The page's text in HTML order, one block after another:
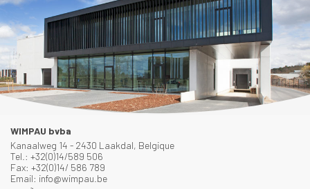
WIMPAU bvba
Kanaalweg 14 - 2430 Laakdal, Belgique
Tel.: +32(0)14/589 506
Fax: +32(0)14/ 586 789
Email: info@wimpau.be